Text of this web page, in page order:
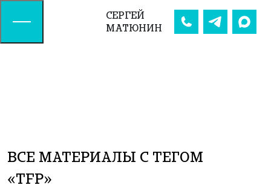
СЕРГЕЙ
МАТЮНИН
ВСЕ МАТЕРИАЛЫ С ТЕГОМ
«TFP»